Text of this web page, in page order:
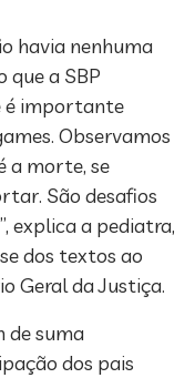
havia nenhuma
que a SBP
é importante
Observamos
a morte, se
São desafios
explica a pediatra,
dos textos ao
Geral da Justiça.
de suma
dos pais